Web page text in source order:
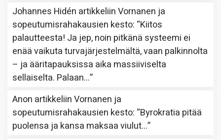
Johannes Hidén artikkeliinVornanen ja
sopeutumisrahakausien kesto: “Kiitos
palautteesta! Ja jep, noin pitkänä systeemi ei
enää vaikuta turvajärjestelmältä, vaan palkinnolta
– ja ääritapauksissa aika massiiviselta
sellaiselta. Palaan…”
Anon artikkeliinVornanen ja
sopeutumisrahakausien kesto: “Byrokratia pitää
puolensa ja kansa maksaa viulut…”